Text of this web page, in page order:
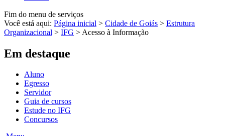
Fim do menu de serviços
Você está aqui: Página inicial > Cidade de Goiás > Estrutura
Organizacional > IFG > Acesso à Informação
Em destaque
Aluno
Egresso
Servidor
Guia de cursos
Estude no IFG
Concursos